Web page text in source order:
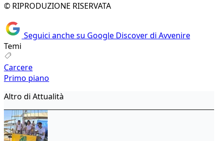
© RIPRODUZIONE RISERVATA
Seguici anche su Google Discover di Avvenire
Temi
Carcere
Primo piano
Altro di Attualità